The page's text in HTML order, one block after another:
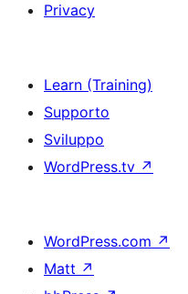
Privacy
Learn (Training)
Supporto
Sviluppo
WordPress.tv ↗
WordPress.com ↗
Matt ↗